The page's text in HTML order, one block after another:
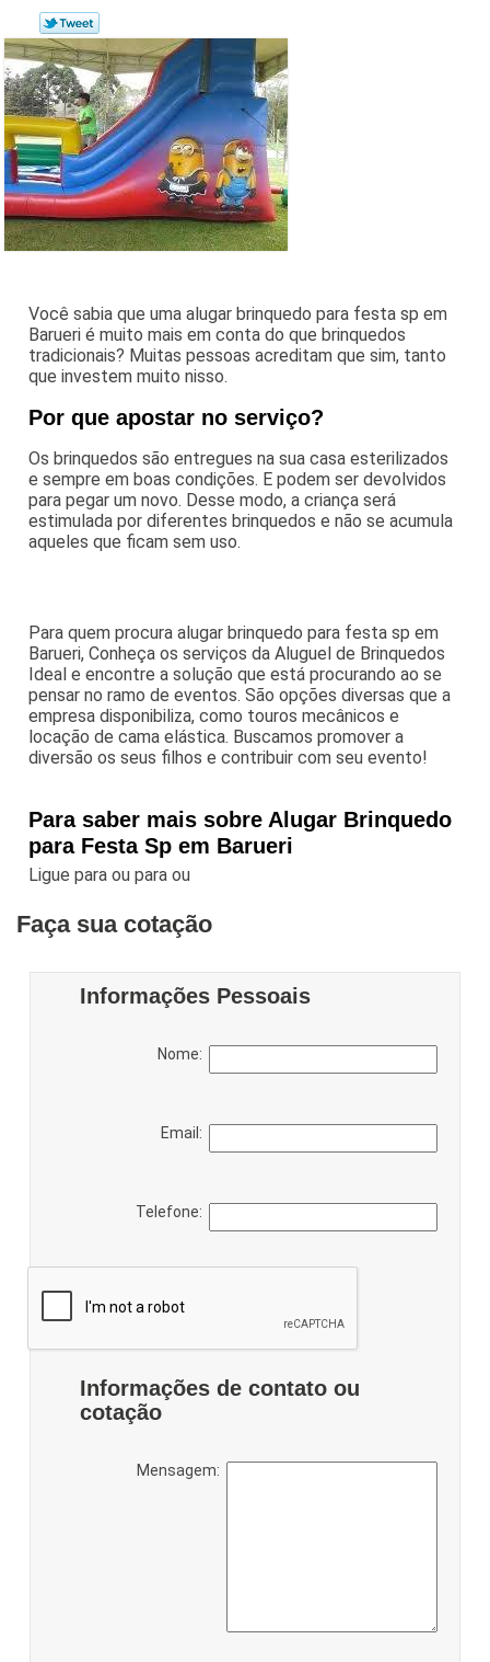
Você sabia que uma alugar brinquedo para festa sp em
Barueri é muito mais em conta do que brinquedos
tradicionais? Muitas pessoas acreditam que sim, tanto
que investem muito nisso.
Por que apostar no serviço?
Os brinquedos são entregues na sua casa esterilizados
e sempre em boas condições. E podem ser devolvidos
para pegar um novo. Desse modo, a criança será
estimulada por diferentes brinquedos e não se acumula
aqueles que ficam sem uso.
Para quem procura alugar brinquedo para festa sp em
Barueri, Conheça os serviços da Aluguel de Brinquedos
Ideal e encontre a solução que está procurando ao se
pensar no ramo de eventos. São opções diversas que a
empresa disponibiliza, como touros mecânicos e
locação de cama elástica. Buscamos promover a
diversão os seus filhos e contribuir com seu evento!
Para saber mais sobre Alugar Brinquedo
para Festa Sp em Barueri
Ligue paraou paraou
Faça sua cotação
Informações Pessoais
Nome:
Email:
Telefone:
Informações de contato ou
cotação
Mensagem: